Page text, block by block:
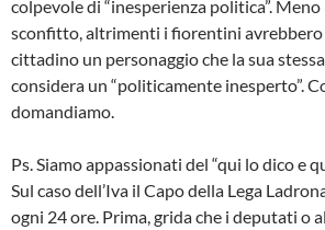
colpevole di “inesperienza politica”.
sconfitto, altrimenti i fiorentini
cittadino un personaggio che la sua
considera un “politicamente inesperto”.
domandiamo.
Ps. Siamo appassionati del “qui lo dico e
Sul caso dell’Iva il Capo della Lega
ogni 24 ore. Prima, grida che i deputati o